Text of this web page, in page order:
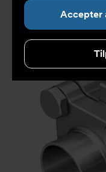
Accepter